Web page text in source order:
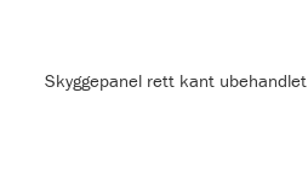
Skyggepanel rett kant ubehandlet